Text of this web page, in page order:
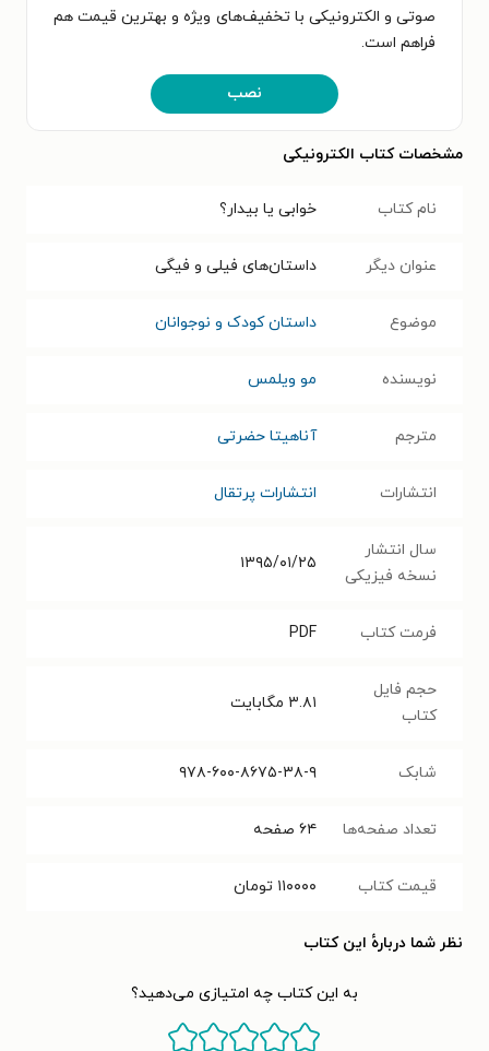
صوتی و الکترونیکی با تخفیف‌های ویژه و بهترین قیمت هم
فراهم است.
نصب
مشخصات کتاب الکترونیکی
نام کتاب خوابی یا بیدار؟
عنوان دیگر داستا‌ن‌های فیلی و فیگی
موضوع داستان کودک و نوجوانان
نویسنده مو ویلمس
مترجم آناهیتا حضرتی
انتشارات انتشارات پرتقال
سال انتشار
نسخه فیزیکی
۱۳۹۵/۰۱/۲۵
فرمت کتاب PDF
حجم فایل
کتاب
۳.۸۱ مگابایت
شابک ۹۷۸-۶۰۰-۸۶۷۵-۳۸-۹
تعداد صفحه‌ها ۶۴ صفحه
قیمت کتاب ۱۱۰۰۰۰ تومان
نظر شما دربارهٔ این کتاب
به این کتاب چه امتیازی می‌دهید؟